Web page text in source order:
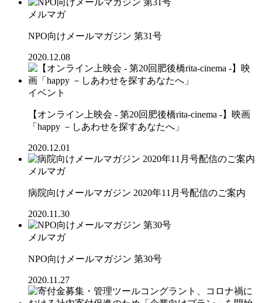
メルマガ
NPO向けメールマガジン 第31号
2020.12.08
イベント
【オンライン上映会 - 第20回肥後橋rita-cinema -】映画
「happy －しあわせを探すあなたへ」
2020.12.01
メルマガ
病院向けメールマガジン 2020年11月号配信のご案内
2020.11.30
メルマガ
NPO向けメールマガジン 第30号
2020.11.27